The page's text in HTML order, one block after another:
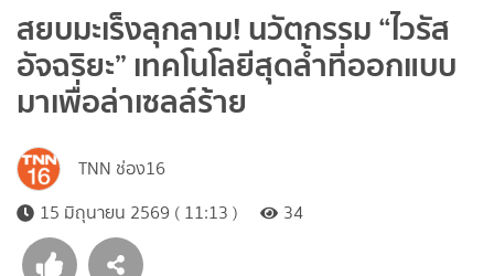
สยบมะเร็งลุกลาม! นวัตกรรม “ไวรัส
อัจฉริยะ” เทคโนโลยีสุดล้ำที่ออกแบบ
มาเพื่อล่าเซลล์ร้าย
TNN ช่อง16
15 มิถุนายน 2569 ( 11:13 )
34